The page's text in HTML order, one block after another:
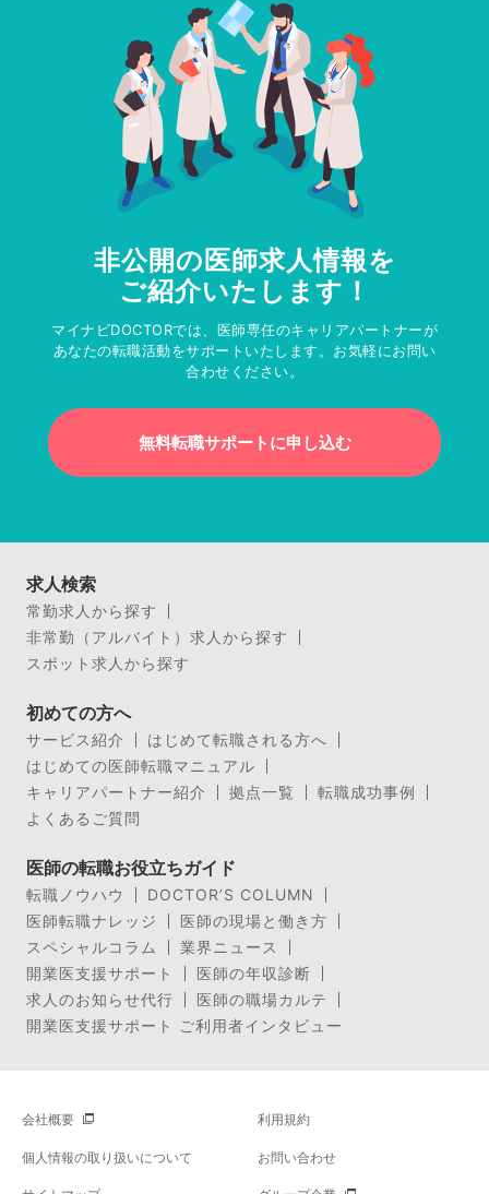
非公開の医師求人情報を
ご紹介いたします！
マイナビDOCTORでは、医師専任のキャリアパートナーが
あなたの転職活動をサポートいたします。お気軽にお問い
合わせください。
無料転職サポートに申し込む
求人検索
常勤求人から探す
非常勤（アルバイト）求人から探す
スポット求人から探す
初めての方へ
サービス紹介
はじめて転職される方へ
はじめての医師転職マニュアル
キャリアパートナー紹介
拠点一覧
転職成功事例
よくあるご質問
医師の転職お役立ちガイド
転職ノウハウ
DOCTOR’S COLUMN
医師転職ナレッジ
医師の現場と働き方
スペシャルコラム
業界ニュース
開業医支援サポート
医師の年収診断
求人のお知らせ代行
医師の職場カルテ
開業医支援サポート ご利用者インタビュー
会社概要 利用規約
個人情報の取り扱いについて お問い合わせ